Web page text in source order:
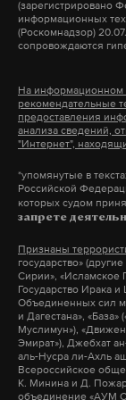
интонация
то позор.
люди быстро
настоящих
свастики
«ВКонтакте»!
упадет.
Кто-то скажет,
моему,
Но даже если
книжки,
относиться
этих людей.
отчаянные
— Вы этих
— Ну,
знаю, я же с
людей. Причем
радикальные
против
скажу, можете
процентов. Мы
всех служб —
Не давай себя
Михайлович,
А еще
(зарегистрировано
информационных
(Роскомнадзор)
сопровождаются
На информационном
рекомендательные
предоставления
анализа сведений,
"Интернет",
*упомянутые в
Российской
которых судом
запрете
Признаны
государство»
Сирии», «Исламское
Государство Ирака
Объединенных сил
и Дагестана»,
Муслимун»),
Эмират»), Джебхат
аль-Нусра ли-Ахль
Всероссийское
К. Минина и Д.
объединение «АУМ